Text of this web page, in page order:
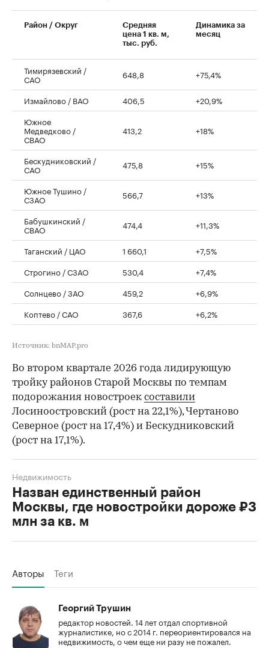
00:00 / 00:00
Район / Округ
Средняя
цена 1 кв. м,
тыс. руб.
Динамика за
месяц
Тимирязевский /
САО 648,8 +75,4%
Измайлово / ВАО 406,5
+20,9%
Южное
Медведково /
СВАО
413,2 +18%
Бескудниковский /
САО 475,8 +15%
Южное Тушино /
СЗАО 566,7 +13%
Бабушкинский /
СВАО 474,4 +11,3%
Таганский / ЦАО 1 660,1
+7,5%
Строгино / СЗАО
530,4
+7,4%
Солнцево / ЗАО
459,2
+6,9%
Коптево / САО
367,6 +6,2%
Источник: bnMAP.pro
Во втором квартале 2026 года лидирующую
тройку районов Старой Москвы по темпам
подорожания новостроек составили
Лосиноостровский (рост на 22,1%), Чертаново
Северное (рост на 17,4%) и Бескудниковский
(рост на 17,1%).
Назван единственный район
Москвы, где новостройки дороже ₽3
млн за кв. м
Недвижимость
Авторы Теги
Георгий Трушин
редактор новостей. 14 лет отдал спортивной
журналистике, но с 2014 г. переориентировался на
недвижимость, о чем еще ни разу не пожалел.